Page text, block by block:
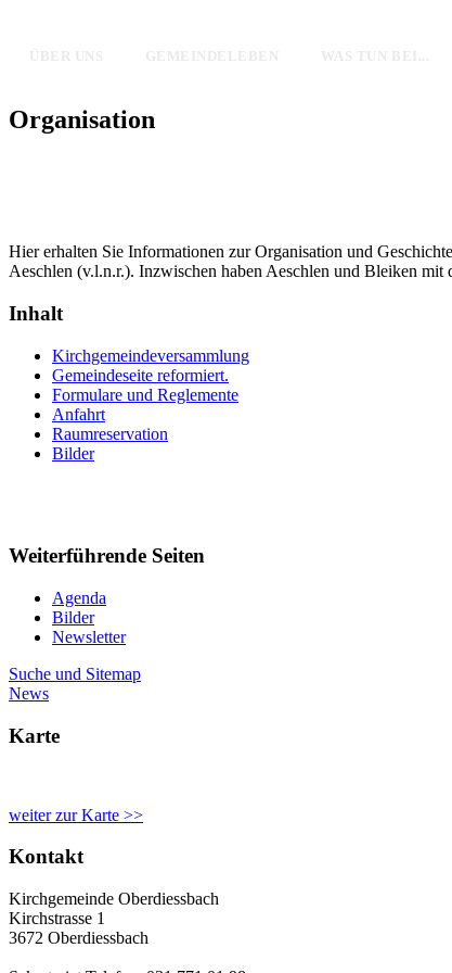
Organisation
Hier erhalten Sie Informationen zur Organisation und
Aeschlen (v.l.n.r.). Inzwischen haben Aeschlen und Bleiken
Inhalt
Kirchgemeindeversammlung
Gemeindeseite reformiert.
Formulare und Reglemente
Anfahrt
Raumreservation
Bilder
Weiterführende Seiten
Agenda
Bilder
Newsletter
Suche und Sitemap
News
Karte
weiter zur Karte >>
Kontakt
Kirchgemeinde Oberdiessbach
Kirchstrasse 1
3672 Oberdiessbach